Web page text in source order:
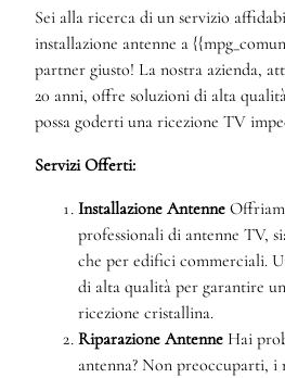
Sei alla ricerca di un servizio
installazione antenne a
partner giusto! La nostra azienda,
20 anni, offre soluzioni di alta
possa goderti una ricezione TV
Servizi Offerti:
Installazione Antenne
professionali di antenne TV,
che per edifici commerciali.
di alta qualità per garantire
ricezione cristallina.
Riparazione Antenne Hai
antenna? Non preoccuparti,